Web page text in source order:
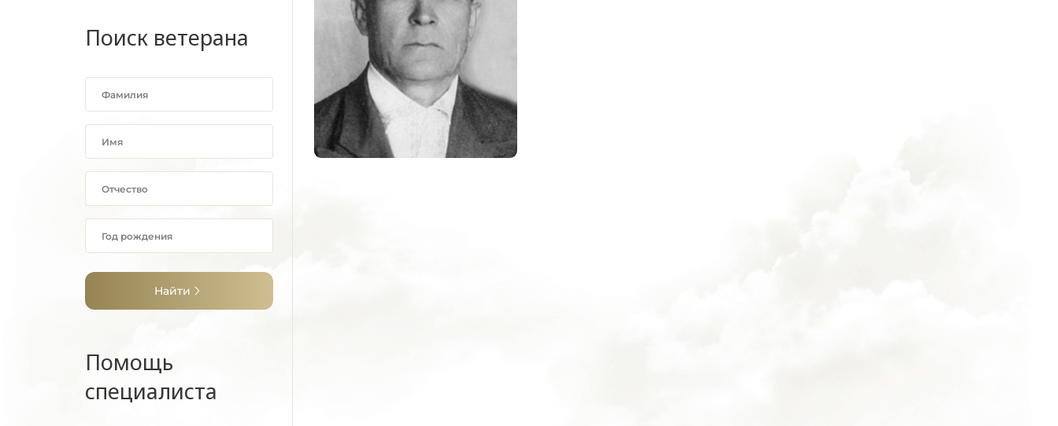
Поиск ветерана
Найти
Помощь
специалиста